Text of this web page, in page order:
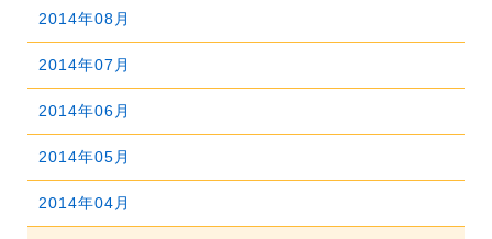
2019年02月
2019年01月
2018年03月
2018年02月
2018年01月
2017年04月
2017年03月
2017年02月
2017年01月
2016年05月
2016年04月
2016年03月
2016年02月
2016年01月
2014年08月
2014年07月
2014年06月
2014年05月
2014年04月